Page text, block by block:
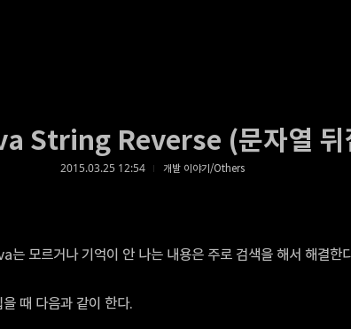
String Reverse (문자열 뒤
2015.03.25 12:54 개발 이야기/Others
는 모르거나 기억이 안 나는 내용은 주로 검색을 해서 해결한
때 다음과 같이 한다.